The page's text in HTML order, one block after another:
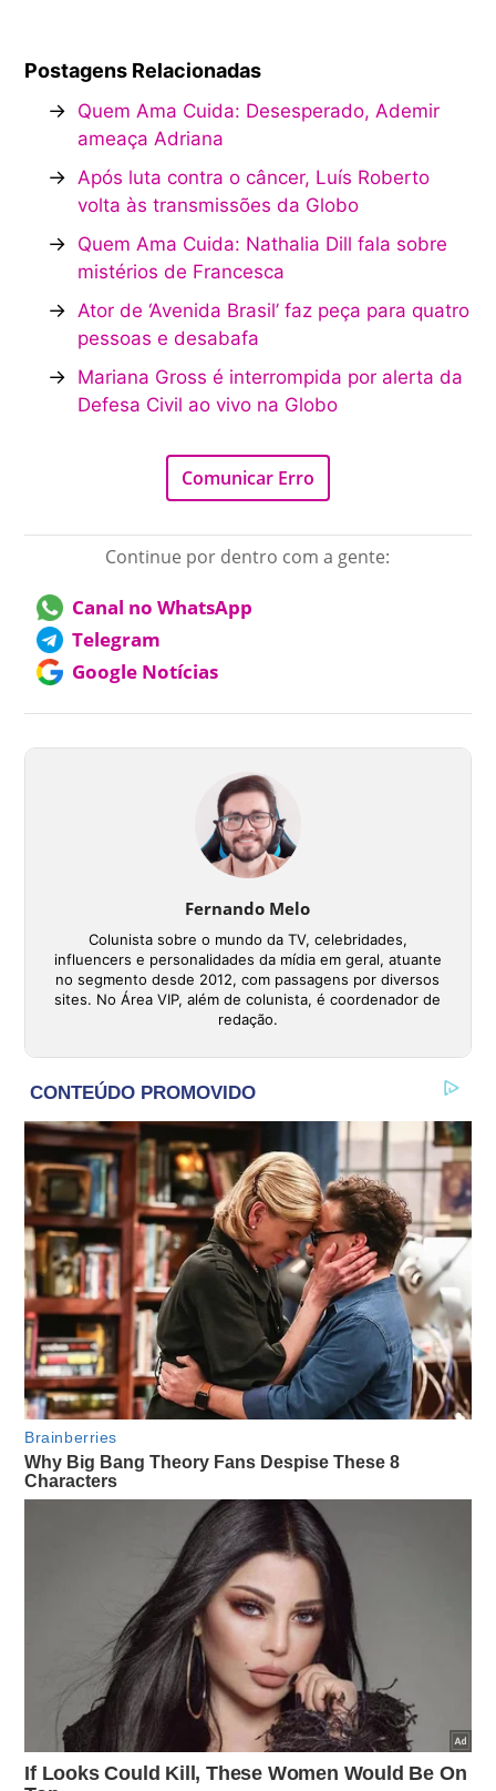
Postagens Relacionadas
→ Quem Ama Cuida: Desesperado, Ademir
ameaça Adriana
→ Após luta contra o câncer, Luís Roberto
volta às transmissões da Globo
→ Quem Ama Cuida: Nathalia Dill fala sobre
mistérios de Francesca
→ Ator de ‘Avenida Brasil’ faz peça para quatro
pessoas e desabafa
→ Mariana Gross é interrompida por alerta da
Defesa Civil ao vivo na Globo
Comunicar Erro
Continue por dentro com a gente:
Canal no WhatsApp
Telegram
Google Notícias
Fernando Melo
Colunista sobre o mundo da TV, celebridades,
influencers e personalidades da mídia em geral, atuante
no segmento desde 2012, com passagens por diversos
sites. No Área VIP, além de colunista, é coordenador de
redação.